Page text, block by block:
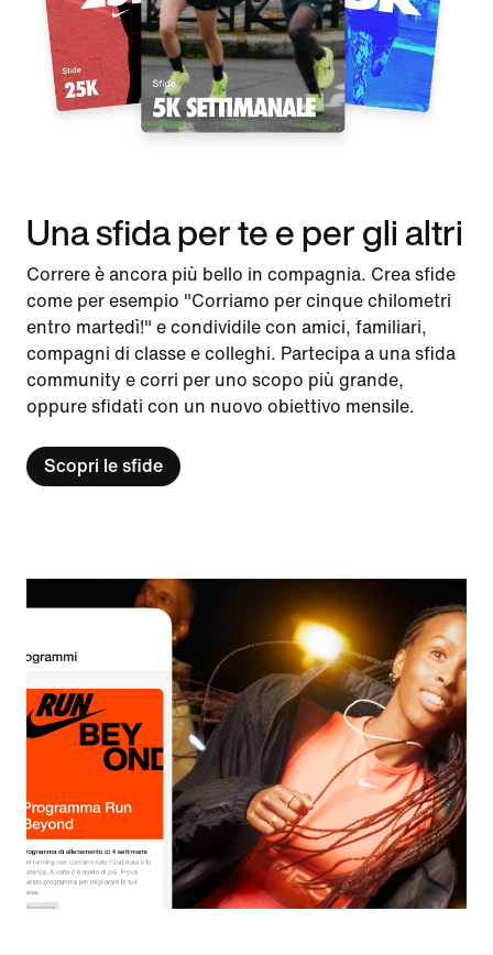
Una sfida per te e per gli altri
Correre è ancora più bello in compagnia. Crea sfide
come per esempio "Corriamo per cinque chilometri
entro martedì!" e condividile con amici, familiari,
compagni di classe e colleghi. Partecipa a una sfida
community e corri per uno scopo più grande,
oppure sfidati con un nuovo obiettivo mensile.
Scopri le sfide